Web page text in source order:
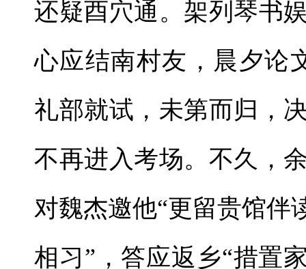
还疑酉穴通。架列琴书
心应结南村友，晨夕论
礼部就试，未第而归，
不再进入考场。不久，
对魏杰邀他“更留贵馆伴
相习”，答应返乡“措置